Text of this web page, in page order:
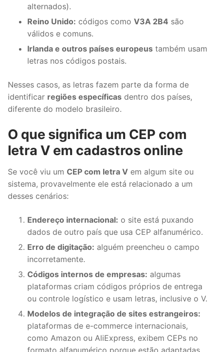
alternados).
Reino Unido: códigos como V3A 2B4 são
válidos e comuns.
Irlanda e outros países europeus também usam
letras nos códigos postais.
Nesses casos, as letras fazem parte da forma de
identificar regiões específicas dentro dos países,
diferente do modelo brasileiro.
O que significa um CEP com
letra V em cadastros online
Se você viu um CEP com letra V em algum site ou
sistema, provavelmente ele está relacionado a um
desses cenários:
Endereço internacional: o site está puxando
dados de outro país que usa CEP alfanumérico.
Erro de digitação: alguém preencheu o campo
incorretamente.
Códigos internos de empresas: algumas
plataformas criam códigos próprios de entrega
ou controle logístico e usam letras, inclusive o V.
Modelos de integração de sites estrangeiros:
plataformas de e-commerce internacionais,
como Amazon ou AliExpress, exibem CEPs no
formato alfanumérico porque estão adaptadas